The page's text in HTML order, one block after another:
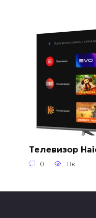
Телевизор
0 1.1к.